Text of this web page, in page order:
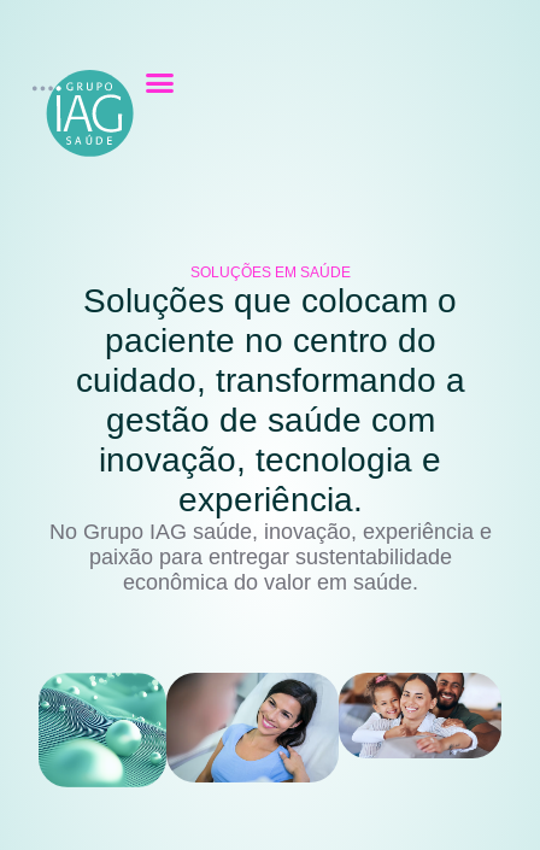
SOLUÇÕES EM SAÚDE
Soluções que colocam o
paciente no centro do
cuidado, transformando a
gestão de saúde com
inovação, tecnologia e
experiência.
No Grupo IAG saúde, inovação, experiência e
paixão para entregar sustentabilidade
econômica do valor em saúde.